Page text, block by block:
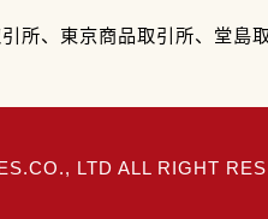
所、東京商品取引所、堂島
LTD ALL RIGHT